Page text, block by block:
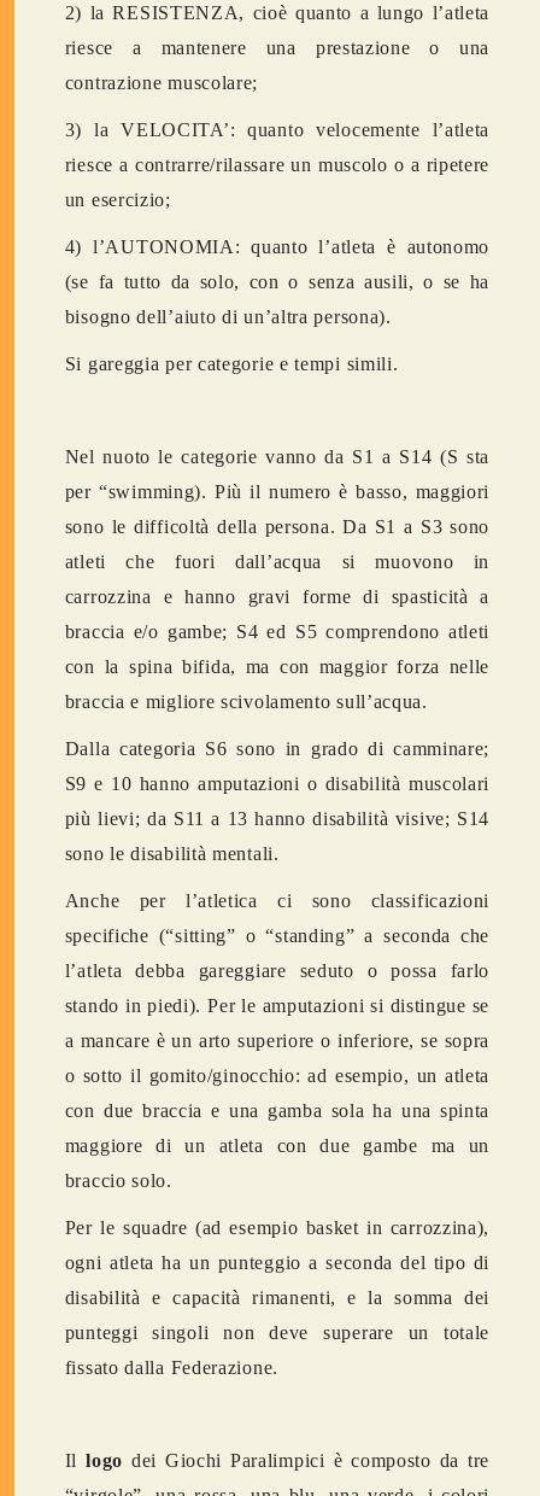
2) la RESISTENZA, cioè quanto a lungo l’atleta
riesce a mantenere una prestazione o una
contrazione muscolare;
3) la VELOCITA’: quanto velocemente l’atleta
riesce a contrarre/rilassare un muscolo o a ripetere
un esercizio;
4) l’AUTONOMIA: quanto l’atleta è autonomo
(se fa tutto da solo, con o senza ausili, o se ha
bisogno dell’aiuto di un’altra persona).
Si gareggia per categorie e tempi simili.
Nel nuoto le categorie vanno da S1 a S14 (S sta
per “swimming). Più il numero è basso, maggiori
sono le difficoltà della persona. Da S1 a S3 sono
atleti che fuori dall’acqua si muovono in
carrozzina e hanno gravi forme di spasticità a
braccia e/o gambe; S4 ed S5 comprendono atleti
con la spina bifida, ma con maggior forza nelle
braccia e migliore scivolamento sull’acqua.
Dalla categoria S6 sono in grado di camminare;
S9 e 10 hanno amputazioni o disabilità muscolari
più lievi; da S11 a 13 hanno disabilità visive; S14
sono le disabilità mentali.
Anche per l’atletica ci sono classificazioni
specifiche (“sitting” o “standing” a seconda che
l’atleta debba gareggiare seduto o possa farlo
stando in piedi). Per le amputazioni si distingue se
a mancare è un arto superiore o inferiore, se sopra
o sotto il gomito/ginocchio: ad esempio, un atleta
con due braccia e una gamba sola ha una spinta
maggiore di un atleta con due gambe ma un
braccio solo.
Per le squadre (ad esempio basket in carrozzina),
ogni atleta ha un punteggio a seconda del tipo di
disabilità e capacità rimanenti, e la somma dei
punteggi singoli non deve superare un totale
fissato dalla Federazione.
Illogo dei Giochi Paralimpici è composto da tre